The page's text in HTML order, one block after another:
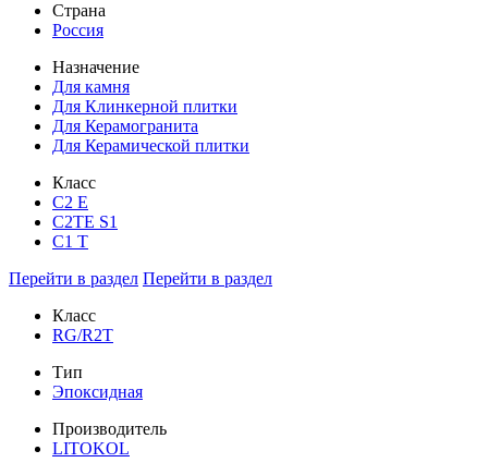
Страна
Россия
Назначение
Для камня
Для Клинкерной плитки
Для Керамогранита
Для Керамической плитки
Класс
С2 Е
C2TE S1
C1 T
Перейти в раздел Перейти в раздел
Класс
RG/R2T
Тип
Эпоксидная
Производитель
LITOKOL